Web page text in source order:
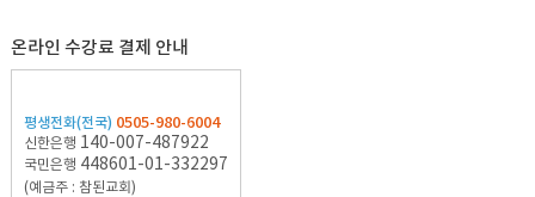
온라인 수강료 결제 안내
평생전화(전국) 0505-980-6004
신한은행 140-007-487922
국민은행 448601-01-332297
(예금주 : 참된교회)